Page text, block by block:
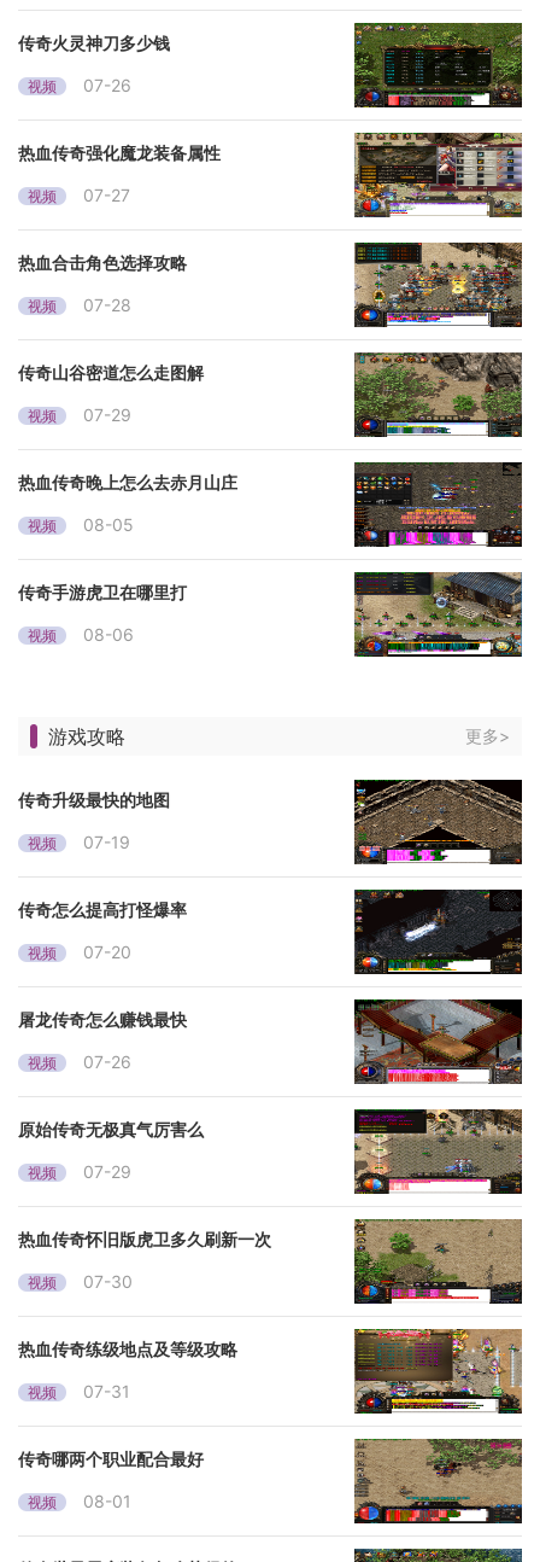
传奇火灵神刀多少钱
视频 07-26
热血传奇强化魔龙装备属性
视频 07-27
热血合击角色选择攻略
视频 07-28
传奇山谷密道怎么走图解
视频 07-29
热血传奇晚上怎么去赤月山庄
视频 08-05
传奇手游虎卫在哪里打
视频 08-06
游戏攻略 更多>
传奇升级最快的地图
视频 07-19
传奇怎么提高打怪爆率
视频 07-20
屠龙传奇怎么赚钱最快
视频 07-26
原始传奇无极真气厉害么
视频 07-29
热血传奇怀旧版虎卫多久刷新一次
视频 07-30
热血传奇练级地点及等级攻略
视频 07-31
传奇哪两个职业配合最好
视频 08-01